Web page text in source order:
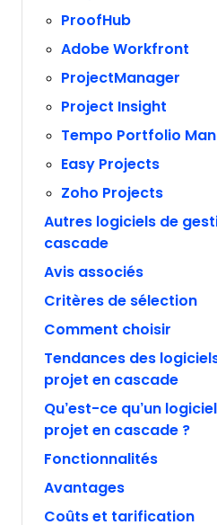
ProofHub
Adobe Workfront
ProjectManager
Project Insight
Tempo Portfolio
Easy Projects
Zoho Projects
Autres logiciels de
cascade
Avis associés
Critères de sélection
Comment choisir
Tendances des
projet en cascade
Qu’est-ce qu’un
projet en cascade ?
Fonctionnalités
Avantages
Coûts et tarification